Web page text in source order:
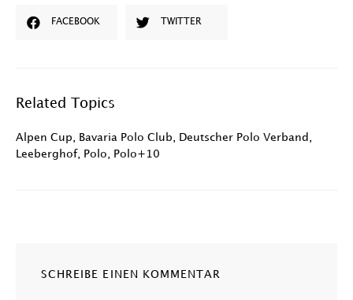
FACEBOOK TWITTER
Related Topics
Alpen Cup Bavaria Polo Club Deutscher Polo Verband
Leeberghof
Polo Polo+10
SCHREIBE EINEN KOMMENTAR